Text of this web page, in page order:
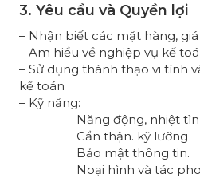
3. Yêu cầu và Quyền lợi
– Nhận biết các mặt hàng, giá
– Am hiểu về nghiệp vụ kế
– Sử dụng thành thạo vi tính
kế toán
– Kỹ năng:
Năng động, nhiệt
Cẩn thận. kỹ lưỡng
Bảo mật thông tin.
Noại hình và tác